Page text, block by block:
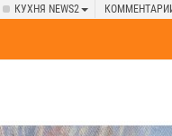
КУХНЯ NEWS2